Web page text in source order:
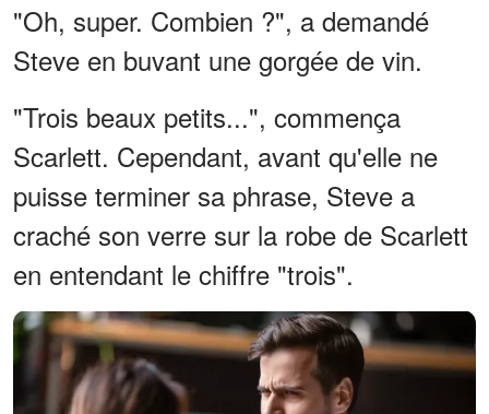
"Oh, super. Combien ?", a demandé
Steve en buvant une gorgée de vin.
"Trois beaux petits...", commença
Scarlett. Cependant, avant qu'elle ne
puisse terminer sa phrase, Steve a
craché son verre sur la robe de Scarlett
en entendant le chiffre "trois".